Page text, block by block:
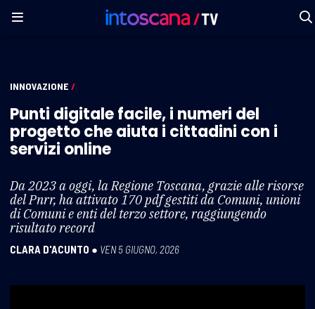
INNOVAZIONE /
Punti digitale facile, i numeri del
progetto che aiuta i cittadini con i
servizi online
Da 2023 a oggi, la Regione Toscana, grazie alle risorse
del Pnrr, ha attivato 170 pdf gestiti da Comuni, unioni
di Comuni e enti del terzo settore, raggiungendo
risultato record
CLARA D'ACUNTO ● VEN 5 GIUGNO, 2026